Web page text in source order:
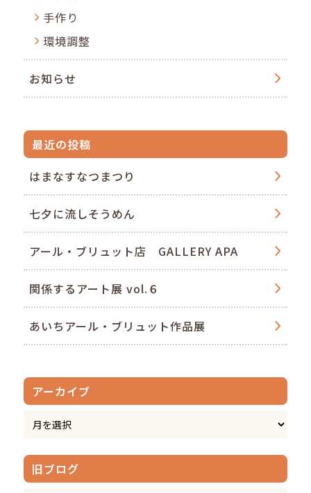
手作り
環境調整
お知らせ
最近の投稿
はまなすなつまつり
七夕に流しそうめん
アール・ブリュット店 GALLERY APA
関係するアート展 vol.６
あいちアール・ブリュット作品展
アーカイブ
旧ブログ